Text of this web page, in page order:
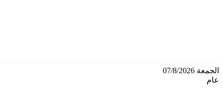
الجمعة 07/8/2026
عام